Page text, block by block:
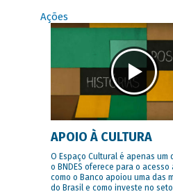
Ações
APOIO À CULTURA
O Espaço Cultural é apenas um
o BNDES oferece para o
como o Banco apoiou uma das
do Brasil e como investe no